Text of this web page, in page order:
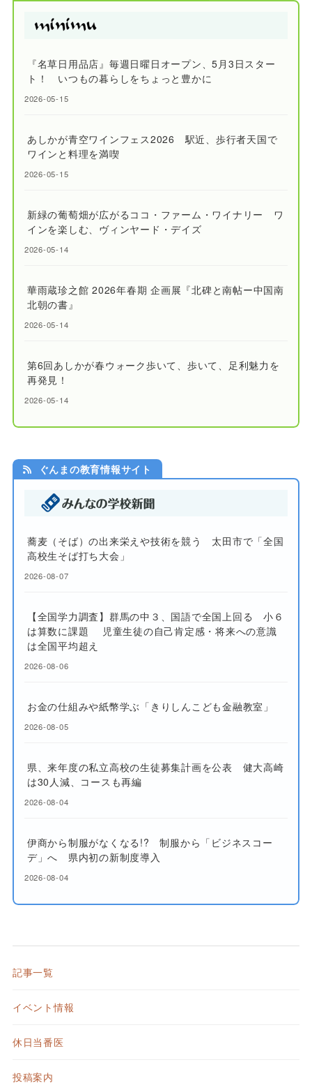
『名草日用品店』毎週日曜日オープン、5月3日スター
ト！ いつもの暮らしをちょっと豊かに
2026-05-15
あしかが青空ワインフェス2026 駅近、歩行者天国で
ワインと料理を満喫
2026-05-15
新緑の葡萄畑が広がるココ・ファーム・ワイナリー ワ
インを楽しむ、ヴィンヤード・デイズ
2026-05-14
華雨蔵珍之館 2026年春期 企画展『北碑と南帖ー中国南
北朝の書』
2026-05-14
第6回あしかが春ウォーク歩いて、歩いて、足利魅力を
再発見！
2026-05-14
ぐんまの教育情報サイト
蕎麦（そば）の出来栄えや技術を競う 太田市で「全国
高校生そば打ち大会」
2026-08-07
【全国学力調査】群馬の中３、国語で全国上回る 小６
は算数に課題 児童生徒の自己肯定感・将来への意識
は全国平均超え
2026-08-06
お金の仕組みや紙幣学ぶ「きりしんこども金融教室」
2026-08-05
県、来年度の私立高校の生徒募集計画を公表 健大高崎
は30人減、コースも再編
2026-08-04
伊商から制服がなくなる!? 制服から「ビジネスコー
デ」へ 県内初の新制度導入
2026-08-04
記事一覧
イベント情報
休日当番医
投稿案内